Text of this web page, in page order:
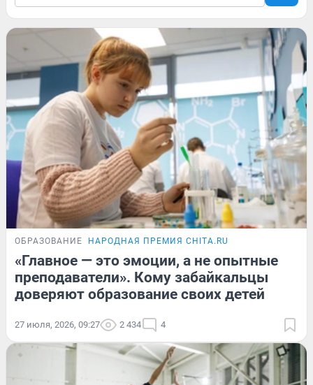
ОБРАЗОВАНИЕ НАРОДНАЯ ПРЕМИЯ CHITA.RU
«Главное — это эмоции, а не опытные
преподаватели». Кому забайкальцы
доверяют образование своих детей
27 июля, 2026, 09:27 2 434 4